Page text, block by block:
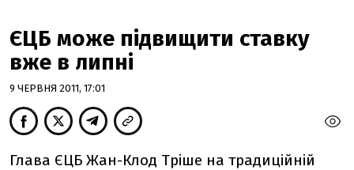
ЄЦБ може підвищити ставку
вже в липні
9 ЧЕРВНЯ 2011, 17:01
Глава ЄЦБ Жан-Клод Тріше на традиційній